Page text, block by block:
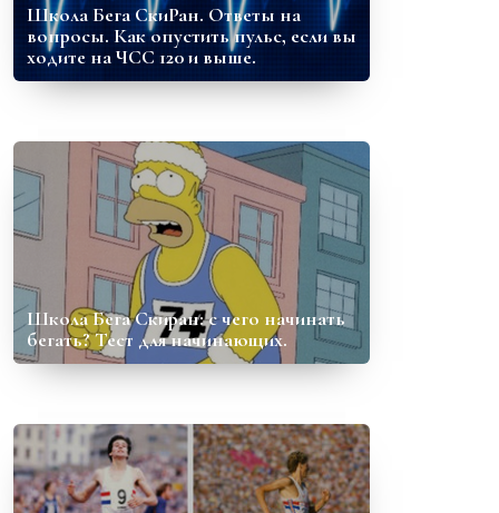
Школа Бега СкиРан. Ответы на
вопросы. Как опустить пульс, если вы
ходите на ЧСС 120 и выше.
Школа Бега Скиран: с чего начинать
бегать? Тест для начинающих.